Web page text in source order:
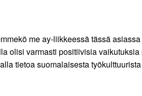
me ay-liikkeessä tässä
olisi varmasti positiivisia
tietoa suomalaisesta